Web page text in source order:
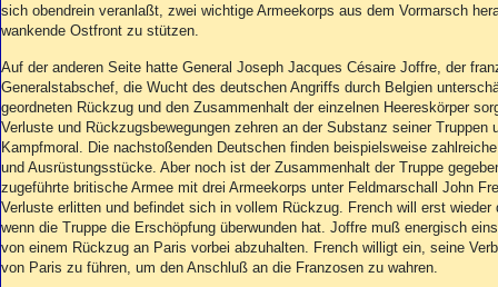
Start
Wer wir sind
Aktuelle Ausgabe
Abonnenten-Login
Abonnent werden
Abo Prämien
Archiv
Mediadaten
Kontakt
Impressum
Datenschutz
sich obendrein veranlaßt, zwei wichtige Armeekorps aus dem Vormarsch
wankende Ostfront zu stützen.
Auf der anderen Seite hatte General Joseph Jacques Césaire Joffre, der
Generalstabschef, die Wucht des deutschen Angriffs durch Belgien
geordneten Rückzug und den Zusammenhalt der einzelnen Heereskörper
Verluste und Rückzugsbewegungen zehren an der Substanz seiner Truppen
Kampfmoral. Die nachstoßenden Deutschen finden beispielsweise
und Ausrüstungsstücke. Aber noch ist der Zusammenhalt der Truppe
zugeführte britische Armee mit drei Armeekorps unter Feldmarschall John
Verluste erlitten und befindet sich in vollem Rückzug. French will erst wieder
wenn die Truppe die Erschöpfung überwunden hat. Joffre muß energisch
von einem Rückzug an Paris vorbei abzuhalten. French willigt ein, seine
von Paris zu führen, um den Anschluß an die Franzosen zu wahren.